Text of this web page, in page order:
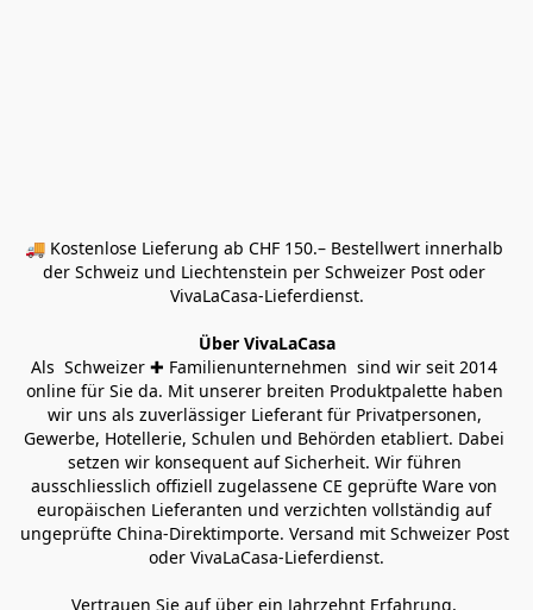
🚚 Kostenlose Lieferung ab CHF 150.– Bestellwert innerhalb
der Schweiz und Liechtenstein per Schweizer Post oder
VivaLaCasa-Lieferdienst.
Über VivaLaCasa
Als  Schweizer ✚ Familienunternehmen  sind wir seit 2014
online für Sie da. Mit unserer breiten Produktpalette haben
wir uns als zuverlässiger Lieferant für Privatpersonen,
Gewerbe, Hotellerie, Schulen und Behörden etabliert. Dabei
setzen wir konsequent auf Sicherheit. Wir führen
ausschliesslich offiziell zugelassene CE geprüfte Ware von
europäischen Lieferanten und verzichten vollständig auf
ungeprüfte China-Direktimporte. Versand mit Schweizer Post
oder VivaLaCasa-Lieferdienst.
Vertrauen Sie auf über ein Jahrzehnt Erfahrung,